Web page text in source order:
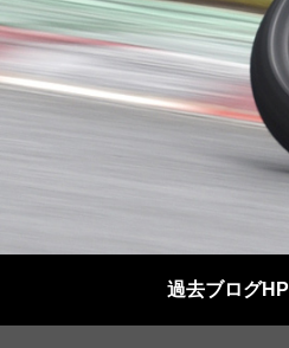
過去ブログ